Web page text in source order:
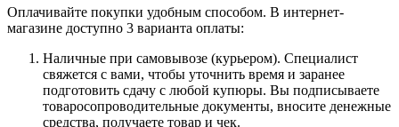
Оплачивайте покупки удобным способом. В интернет-
магазине доступно 3 варианта оплаты:
Наличные при самовывозе (курьером). Специалист
свяжется с вами, чтобы уточнить время и заранее
подготовить сдачу с любой купюры. Вы подписываете
товаросопроводительные документы, вносите денежные
средства, получаете товар и чек.